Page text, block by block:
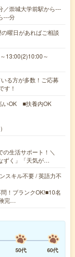
／崇城大学前駅から---
---分
曜日があればご相談
13:00(2)10:00～
る方が多数！ご応募
す！
いOK ■扶養内OK
の生活サポート！＼
ずく」「天気が…
スキル不要 / 英語力不
！ブランクOK!■10名
完…
50代 60代